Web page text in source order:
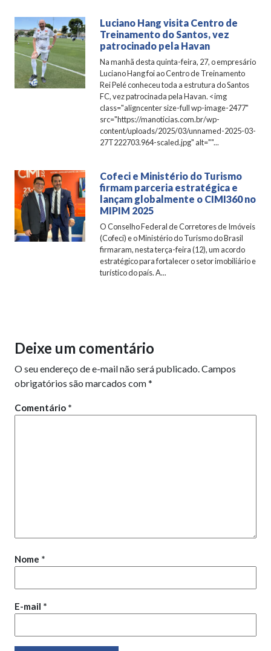
Luciano Hang visita Centro de
Treinamento do Santos, vez
patrocinado pela Havan
Na manhã desta quinta-feira, 27, o empresário
Luciano Hang foi ao Centro de Treinamento
Rei Pelé conheceu toda a estrutura do Santos
FC, vez patrocinada pela Havan. <img
class="aligncenter size-full wp-image-2477"
src="https://manoticias.com.br/wp-
content/uploads/2025/03/unnamed-2025-03-
27T222703.964-scaled.jpg" alt=""...
Cofeci e Ministério do Turismo
firmam parceria estratégica e
lançam globalmente o CIMI360 no
MIPIM 2025
O Conselho Federal de Corretores de Imóveis
(Cofeci) e o Ministério do Turismo do Brasil
firmaram, nesta terça-feira (12), um acordo
estratégico para fortalecer o setor imobiliário e
turístico do país. A...
Deixe um comentário
O seu endereço de e-mail não será publicado.Campos
obrigatórios são marcados com*
Comentário *
Nome *
E-mail *